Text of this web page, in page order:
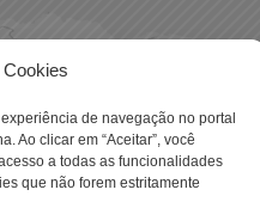
de navegação no portal
Ao clicar em “Aceitar”, você
a todas as funcionalidades
que não forem estritamente